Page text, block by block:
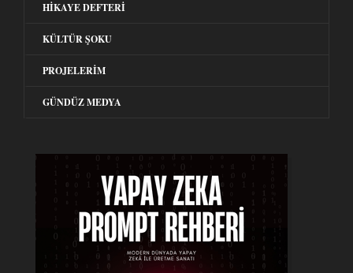
HIKAYE DEFTERI
KÜLTÜR ŞOKU
PROJELERIM
GÜNDÜZ MEDYA